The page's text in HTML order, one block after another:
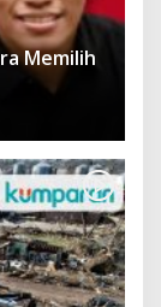
Memilih